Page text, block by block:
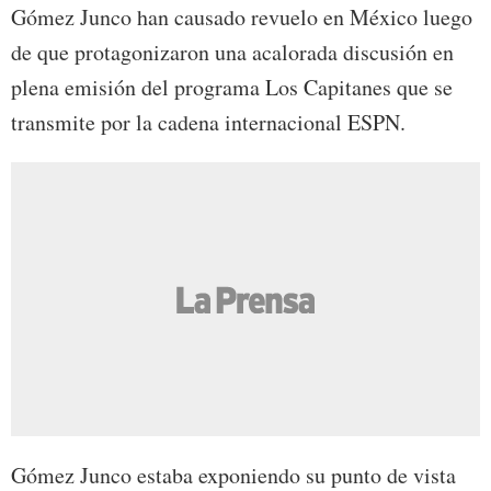
Gómez Junco han causado revuelo en México luego
de que protagonizaron una acalorada discusión en
plena emisión del programa Los Capitanes que se
transmite por la cadena internacional ESPN.
Gómez Junco estaba exponiendo su punto de vista